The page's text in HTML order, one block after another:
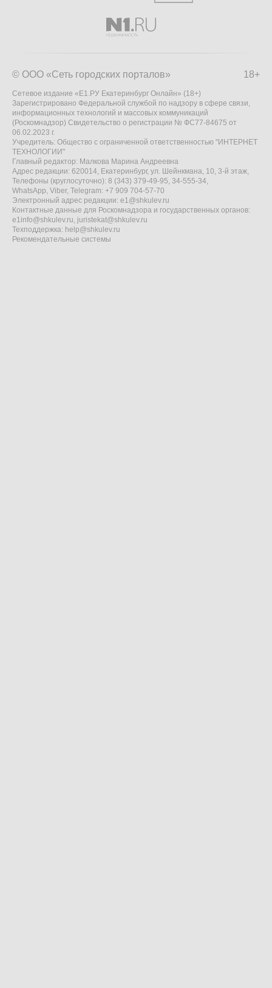
18+
© ООО «Сеть городских порталов»
Сетевое издание «Е1.РУ Екатеринбург Онлайн» (18+)
Зарегистрировано Федеральной службой по надзору в сфере связи,
информационных технологий и массовых коммуникаций
(Роскомнадзор) Свидетельство о регистрации № ФС77-84675 от
06.02.2023 г.
Учредитель: Общество с ограниченной ответственностью "ИНТЕРНЕТ
ТЕХНОЛОГИИ"
Главный редактор: Малкова Марина Андреевна
Адрес редакции: 620014, Екатеринбург, ул. Шейнкмана, 10, 3-й этаж,
Телефоны (круглосуточно): 8 (343) 379-49-95, 34-555-34,
WhatsApp, Viber, Telegram: +7 909 704-57-70
Электронный адрес редакции: e1@shkulev.ru
Контактные данные для Роскомнадзора и государственных органов:
e1info@shkulev.ru, juristekat@shkulev.ru
Техподдержка: help@shkulev.ru
Рекомендательные системы